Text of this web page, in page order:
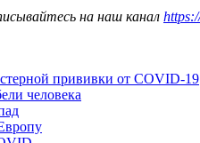
на наш канал
прививки от COVID-19
человека